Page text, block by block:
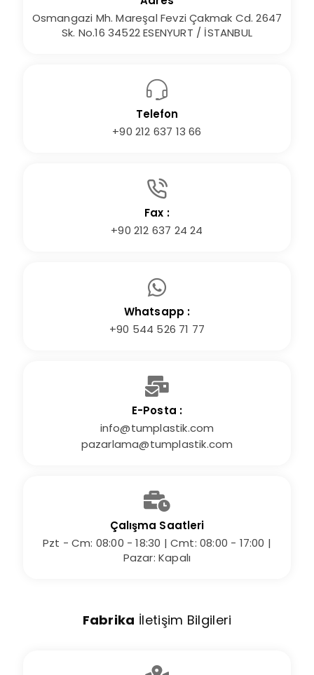
Osmangazi Mh. Mareşal Fevzi Çakmak Cd. 2647
Sk. No.16 34522 ESENYURT / İSTANBUL
Telefon
+90 212 637 13 66
Fax :
+90 212 637 24 24
Whatsapp :
+90 544 526 71 77
E-Posta :
info@tumplastik.com
pazarlama@tumplastik.com
Çalışma Saatleri
Pzt - Cm: 08:00 - 18:30 | Cmt: 08:00 - 17:00 |
Pazar: Kapalı
Fabrika İletişim Bilgileri